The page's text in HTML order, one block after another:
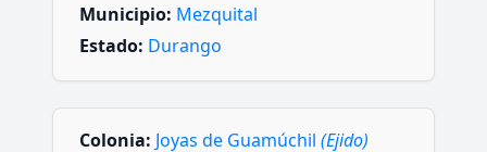
Municipio: Mezquital
Estado: Durango
Colonia: Joyas de Guamúchil (Ejido)